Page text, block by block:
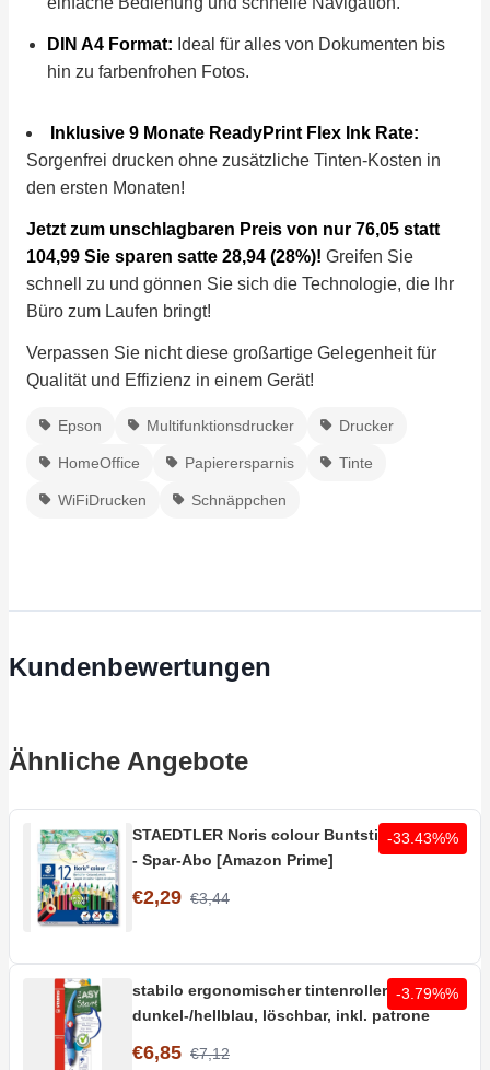
DIN A4 Format: Ideal für alles von Dokumenten bis
hin zu farbenfrohen Fotos.
Inklusive 9 Monate ReadyPrint Flex Ink Rate:
Sorgenfrei drucken ohne zusätzliche Tinten-Kosten in
den ersten Monaten!
Jetzt zum unschlagbaren Preis von nur 76,05 statt
104,99 Sie sparen satte 28,94 (28%)! Greifen Sie
schnell zu und gönnen Sie sich die Technologie, die Ihr
Büro zum Laufen bringt!
Verpassen Sie nicht diese großartige Gelegenheit für
Qualität und Effizienz in einem Gerät!
Epson Multifunktionsdrucker Drucker
HomeOffice Papierersparnis Tinte
WiFiDrucken Schnäppchen
Kundenbewertungen
Ähnliche Angebote
STAEDTLER Noris colour Buntstifte 12 Stifte
- Spar-Abo [Amazon Prime]
€2,29 €3,44
-33.43%%
stabilo ergonomischer tintenroller rechts in
dunkel-/hellblau, löschbar, inkl. patrone
€6,85 €7,12
-3.79%%